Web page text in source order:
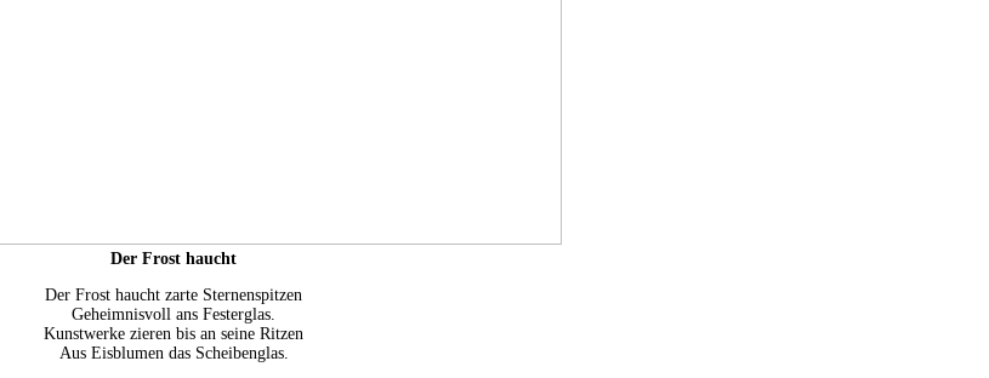
Der Frost haucht
Der Frost haucht zarte Sternenspitzen
Geheimnisvoll ans Festerglas.
Kunstwerke zieren bis an seine Ritzen
Aus Eisblumen das Scheibenglas.